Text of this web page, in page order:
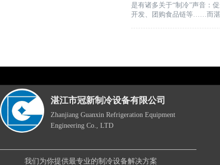
是有诸多关于“制冷”声音：
开发、团购食品链等……而
湛江市冠新制冷设备有限公司
Zhanjiang Guanxin Refrigeration Equipment
Engineering Co., LTD
我们为你提供最专业的制冷设备解决方案